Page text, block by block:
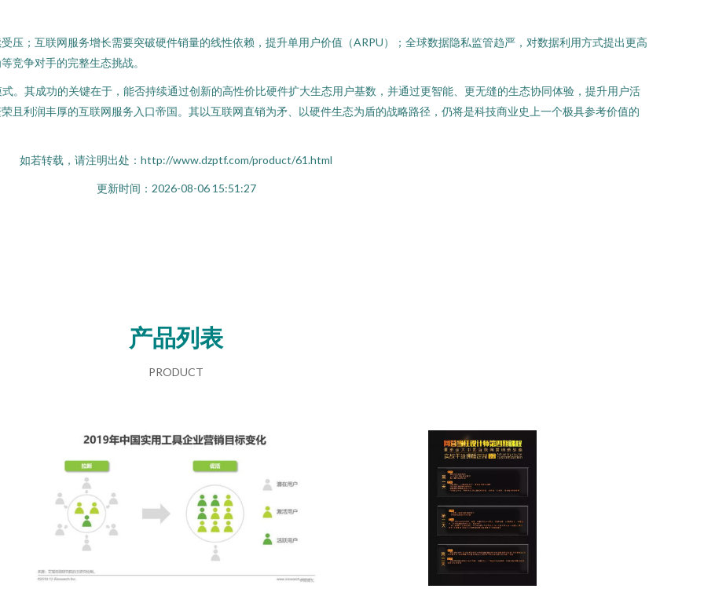
压；互联网服务增长需要突破硬件销量的线性依赖，提升单用户价值（ARPU）；全球数据隐私监管趋严，对数据利用方式提出更高
竞争对手的完整生态挑战。
。其成功的关键在于，能否持续通过创新的高性价比硬件扩大生态用户基数，并通过更智能、更无缝的生态协同体验，提升用户活
且利润丰厚的互联网服务入口帝国。其以互联网直销为矛、以硬件生态为盾的战略路径，仍将是科技商业史上一个极具参考价值的
如若转载，请注明出处：http://www.dzptf.com/product/61.html
更新时间：2026-08-06 15:51:27
产品列表
PRODUCT